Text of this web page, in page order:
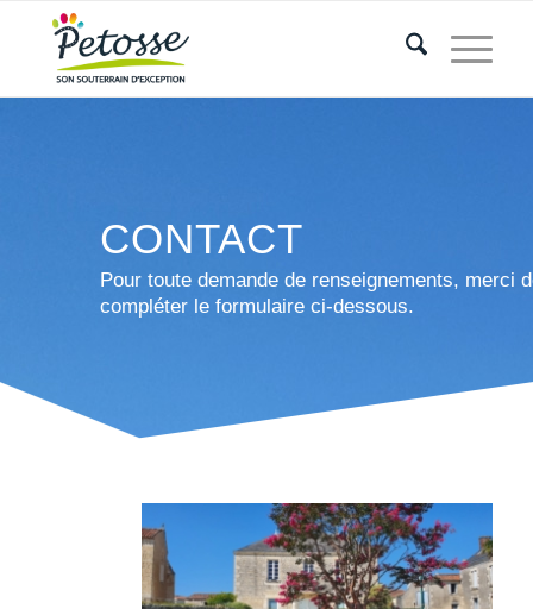
CONTACT
Pour toute demande de renseignements, merci
compléter le formulaire ci-dessous.